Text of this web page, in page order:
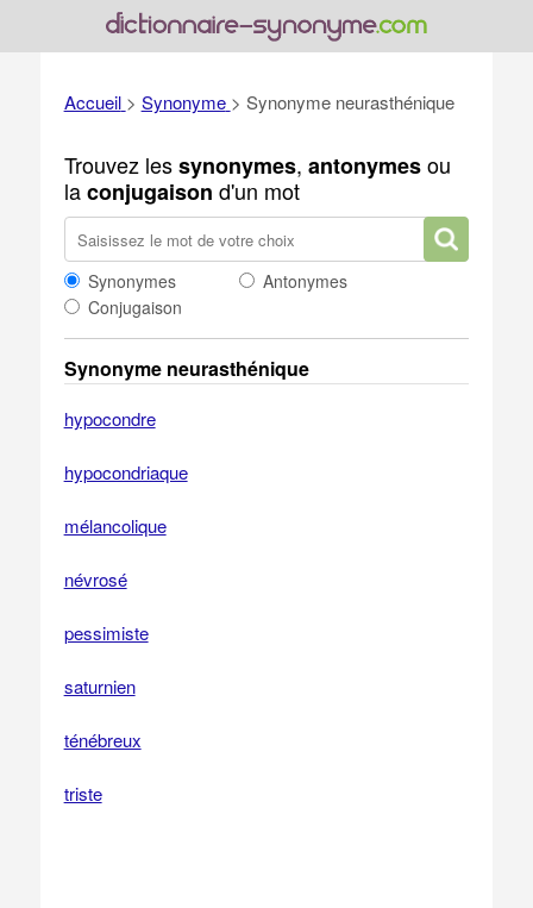
Accueil > Synonyme > Synonyme neurasthénique
Trouvez lessynonymes, antonymesou
laconjugaison d'un mot
Synonymes
Antonymes
Conjugaison
Synonyme neurasthénique
hypocondre
hypocondriaque
mélancolique
névrosé
pessimiste
saturnien
ténébreux
triste